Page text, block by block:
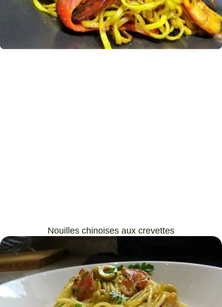
Nouilles chinoises aux crevettes